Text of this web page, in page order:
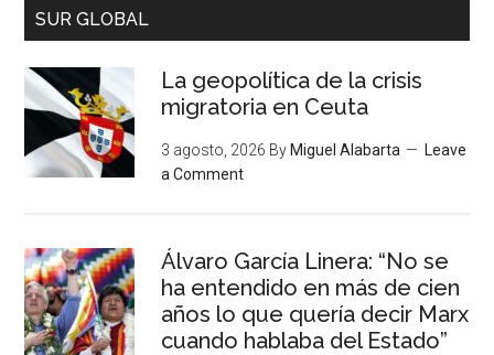
SUR GLOBAL
La geopolítica de la crisis
migratoria en Ceuta
3 agosto, 2026 By Miguel Alabarta
Leave
a Comment
Álvaro García Linera: “No se
ha entendido en más de cien
años lo que quería decir Marx
cuando hablaba del Estado”